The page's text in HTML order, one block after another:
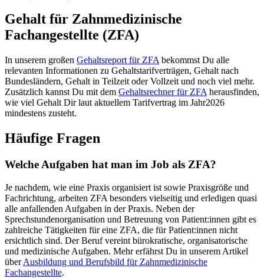
Gehalt für Zahnmedizinische
Fachangestellte (ZFA)
In unserem großen Gehaltsreport für ZFA bekommst Du alle
relevanten Informationen zu Gehaltstarifverträgen, Gehalt nach
Bundesländern, Gehalt in Teilzeit oder Vollzeit und noch viel mehr.
Zusätzlich kannst Du mit dem Gehaltsrechner für ZFA herausfinden,
wie viel Gehalt Dir laut aktuellem Tarifvertrag im Jahr2026
mindestens zusteht.
Häufige Fragen
Welche Aufgaben hat man im Job als ZFA?
Je nachdem, wie eine Praxis organisiert ist sowie Praxisgröße und
Fachrichtung, arbeiten ZFA besonders vielseitig und erledigen quasi
alle anfallenden Aufgaben in der Praxis. Neben der
Sprechstundenorganisation und Betreuung von Patient:innen gibt es
zahlreiche Tätigkeiten für eine ZFA, die für Patient:innen nicht
ersichtlich sind. Der Beruf vereint bürokratische, organisatorische
und medizinische Aufgaben. Mehr erfährst Du in unserem Artikel
über Ausbildung und Berufsbild für Zahnmedizinische
Fachangestellte.